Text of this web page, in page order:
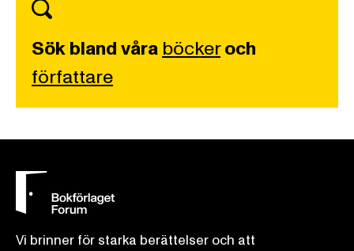
Sök bland våra böckeroch
författare
Vi brinner för starka berättelser och att